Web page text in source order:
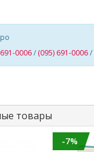
0006/ (095) 691-0006/
товары
-7%